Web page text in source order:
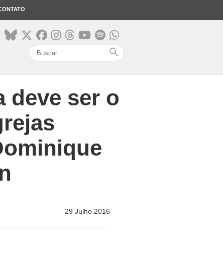
search
deve ser o
29 Julho 2016